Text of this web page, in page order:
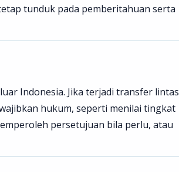
tunduk pada pemberitahuan serta
Indonesia. Jika terjadi transfer lintas
hukum, seperti menilai tingkat
persetujuan bila perlu, atau